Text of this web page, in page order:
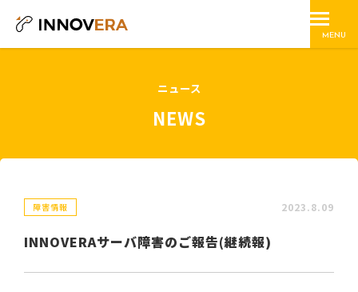
MENU
ニュース
NEWS
障害情報 2023.8.09
INNOVERAサーバ障害のご報告(継続報)